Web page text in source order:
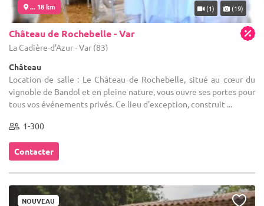
... 18 km (1) (19)
Château de Rochebelle - Var
La Cadière-d'Azur - Var (83)
Château
Location de salle : Le Château de Rochebelle, situé au cœur du
vignoble de Bandol et en pleine nature, vous ouvre ses portes pour
tous vos événements privés. Ce lieu d'exception, construit ...
1-300
Contacter
NOUVEAU